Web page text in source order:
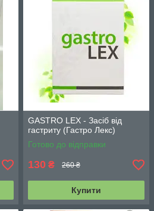
GASTRO LEX - Засіб від
гастриту (Гастро Лекс)
Готово до відправки
130 ₴ 260 ₴
Купити